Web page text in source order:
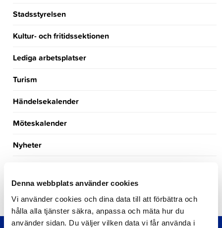
Denna webbplats använder cookies
Vi använder cookies och dina data till att förbättra och
hålla alla tjänster säkra, anpassa och mäta hur du
använder sidan. Du väljer vilken data vi får använda i
Stadsstyrelsen
Kultur- och fritidssektionen
Lediga arbetsplatser
Turism
Händelsekalender
Möteskalender
Nyheter
Okategoriserade